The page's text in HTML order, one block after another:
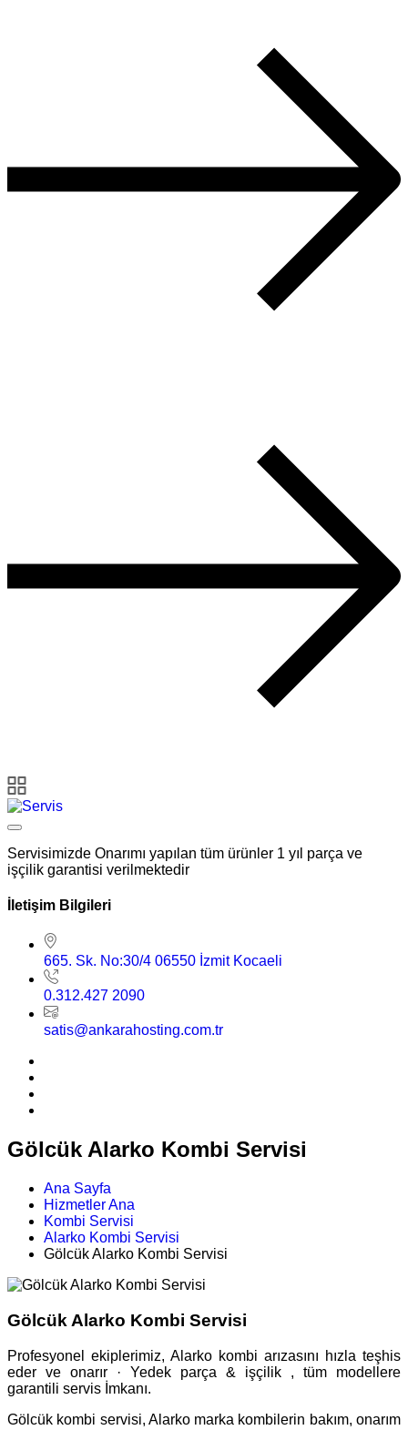
Servisimizde Onarımı yapılan tüm ürünler 1 yıl parça ve
işçilik garantisi verilmektedir
İletişim Bilgileri
665. Sk. No:30/4 06550 İzmit Kocaeli
0.312.427 2090
satis@ankarahosting.com.tr
Gölcük Alarko Kombi Servisi
Ana Sayfa
Hizmetler Ana
Kombi Servisi
Alarko Kombi Servisi
Gölcük Alarko Kombi Servisi
Gölcük Alarko Kombi Servisi
Profesyonel ekiplerimiz, Alarko kombi arızasını hızla teşhis
eder ve onarır · Yedek parça & işçilik , tüm modellere
garantili servis İmkanı.
Gölcük kombi servisi, Alarko marka kombilerin bakım, onarım